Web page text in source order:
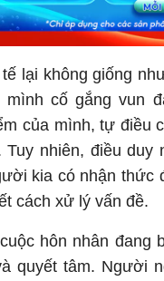
lại không giống
mình cố gắng vun
của mình, tự điều
nhiên, điều duy
kia có nhận
cách xử lý vấn đề.
hôn nhân đang
quyết tâm. Người